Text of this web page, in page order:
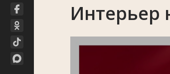
Интерьер